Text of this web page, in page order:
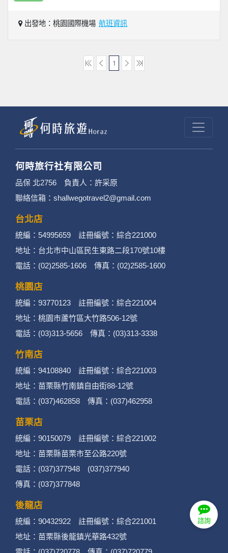
出發地：桃園國際機場 航班資訊
1
諮詢
何時旅行社有限公司
品保 北2756 負責人：許采原
聯絡信箱：shallwegotravel2@gmail.com
台北店
統編：54995659 註冊編號：綜合221000
地址：台北市中山區民生東路二段170號10樓
電話：(02)2585-1606 傳真：(02)2585-1600
桃園店
統編：93770123 註冊編號：綜合221004
地址：桃園市蘆竹區大竹路506-12號
電話：(03)313-5656 傳真：(03)313-3338
竹南店
統編：94108840 註冊編號：綜合221003
地址：苗栗縣竹南鎮自由街88-12號
電話：(037)462858 傳真：(037)462958
苗栗店
統編：90150079 註冊編號：綜合221002
地址：苗栗縣苗栗市至公路220號
電話：(037)377948 (037)377940
傳真：(037)377848
後龍店
統編：90432922 註冊編號：綜合221001
地址：苗栗縣後龍鎮光華路432號